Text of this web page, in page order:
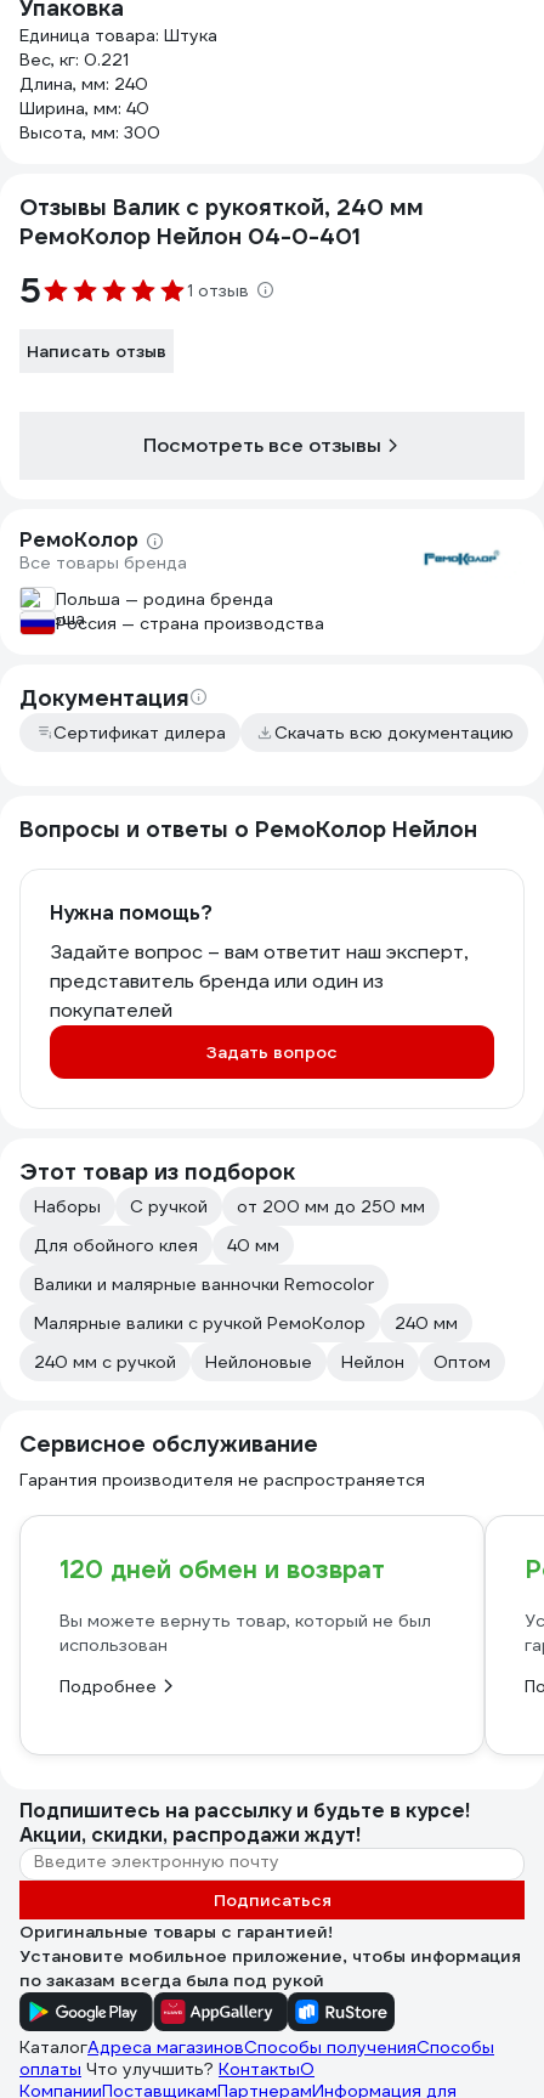
Упаковка
Единица товара: Штука
Вес, кг: 0.221
Длина, мм: 240
Ширина, мм: 40
Высота, мм: 300
Отзывы Валик с рукояткой, 240 мм
РемоКолор Нейлон 04-0-401
5 1 отзыв
Написать отзыв
Посмотреть все отзывы
РемоКолор
Все товары бренда
Польша — родина бренда
Россия — страна производства
Документация
Сертификат дилера Скачать всю документацию
Вопросы и ответы о РемоКолор Нейлон
Нужна помощь?
Задайте вопрос – вам ответит наш эксперт,
представитель бренда или один из
покупателей
Задать вопрос
Этот товар из подборок
Наборы С ручкой
от 200 мм до 250 мм
Для обойного клея
40 мм
Валики и малярные ванночки Remocolor
Малярные валики с ручкой РемоКолор
240 мм
240 мм с ручкой
Нейлоновые Нейлон Оптом
Сервисное обслуживание
Гарантия производителя не распространяется
120 дней обмен и возврат
Вы можете вернуть товар, который не был
использован
Подробнее
Подпишитесь на рассылкуи будьте в курсе!
Акции, скидки, распродажи ждут!
Подписаться
Оригинальные товары с гарантией!
Установите мобильное приложение, чтобы информация
по заказам всегда была под рукой
КаталогАдреса магазиновСпособы полученияСпособы
оплаты Что улучшить? КонтактыО
КомпанииПоставщикамПартнерамИнформация для